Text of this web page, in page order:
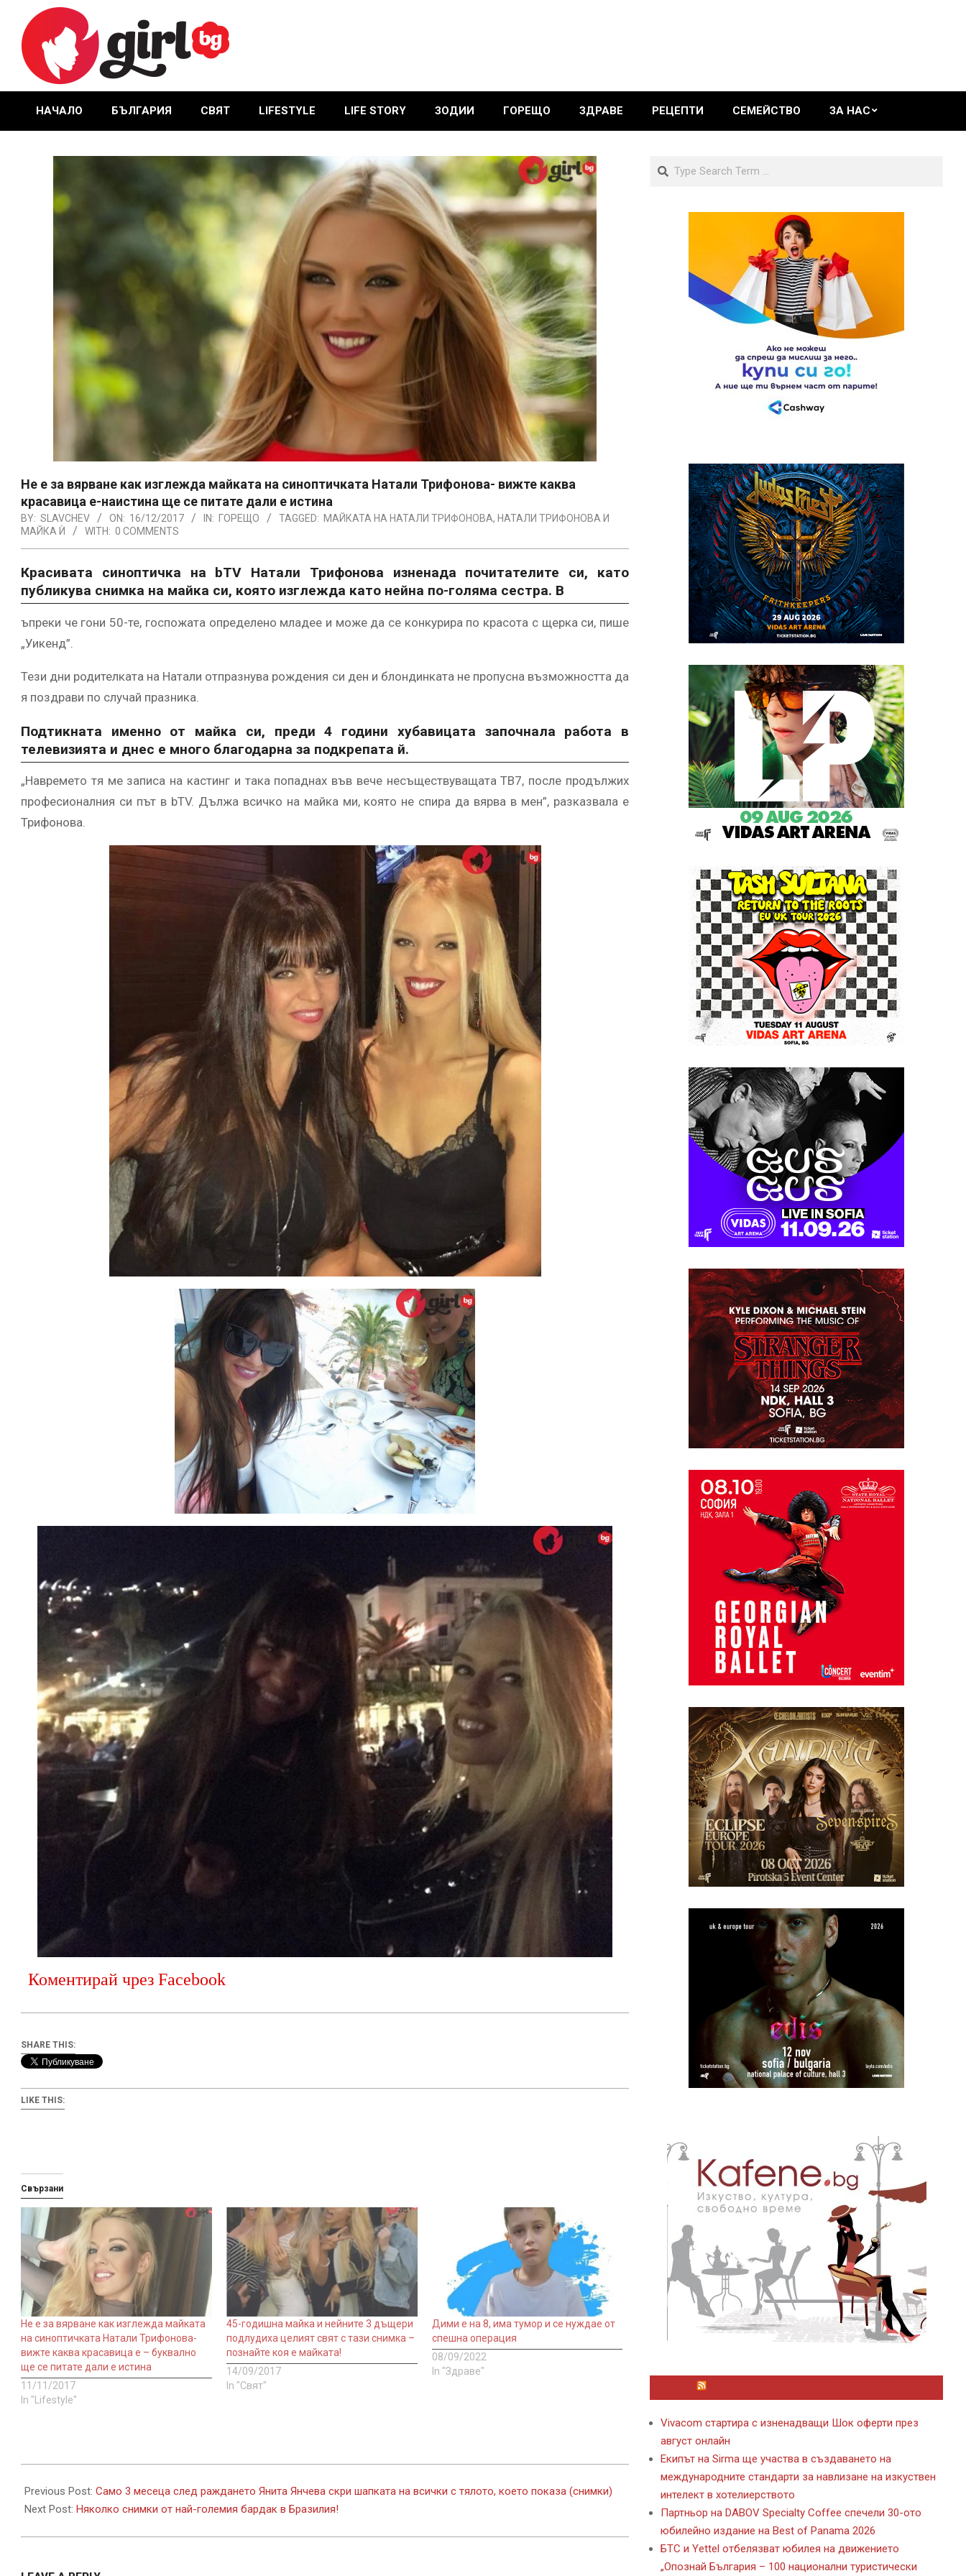
content
GIRL.BG
Primary
НАЧАЛО БЪЛГАРИЯ СВЯТ LIFESTYLE LIFE STORY ЗОДИИ ГОРЕЩО ЗДРАВЕ РЕЦЕПТИ СЕМЕЙСТВО ЗА НАС
Не е за вярване как изглежда майката на синоптичката Натали Трифонова- вижте каква
красавица е-наистина ще се питате дали е истина
BY: SLAVCHEV ON: 16/12/2017 IN: ГОРЕЩО TAGGED: МАЙКАТА НА НАТАЛИ ТРИФОНОВА, НАТАЛИ ТРИФОНОВА И
МАЙКА Ѝ
WITH: 0 COMMENTS
Красивата синоптичка на bTV Натали Трифонова изненада почитателите си, като
публикува снимка на майка си, която изглежда като нейна по-голяма сестра. В
ъпреки че гони 50-те, госпожата определено младее и може да се конкурира по красота с щерка си, пише
„Уикенд”.
Тези дни родителката на Натали отпразнува рождения си ден и блондинката не пропусна възможността да
я поздрави по случай празника.
Подтикната именно от майка си, преди 4 години хубавицата започнала работа в
телевизията и днес е много благодарна за подкрепата й.
„Навремето тя ме записа на кастинг и така попаднах във вече несъществуващата ТВ7, после продължих
професионалния си път в bTV. Дължа всичко на майка ми, която не спира да вярва в мен”, разказвала е
Трифонова.
Коментирай чрез Facebook
SHARE THIS:
LIKE THIS:
Свързани
Не е за вярване как изглежда майката
на синоптичката Натали Трифонова-
вижте каква красавица е – буквално
ще се питате дали е истина
11/11/2017
In "Lifestyle"
45-годишна майка и нейните 3 дъщери
подлудиха целият свят с тази снимка –
познайте коя е майката!
14/09/2017
In "Свят"
Дими е на 8, има тумор и се нуждае от
спешна операция
08/09/2022
In "Здраве"
12-
16
Previous Post: Само 3 месеца след раждането Янита Янчева скри шапката на всички с тялото, което показа (снимки)
Next Post: Няколко снимки от най-големия бардак в Бразилия!
Search
Vivacom стартира с изненадващи Шок оферти през
август онлайн
Екипът на Sirma ще участва в създаването на
международните стандарти за навлизане на изкуствен
интелект в хотелиерството
Партньор на DABOV Specialty Coffee спечели 30-ото
юбилейно издание на Best of Panama 2026
БТС и Yettel отбелязват юбилея на движението
„Опознай България – 100 национални туристически